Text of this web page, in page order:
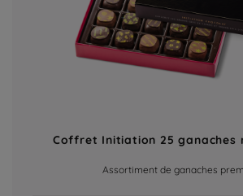
Coffret Initiation 25 ganaches
Assortiment de ganaches